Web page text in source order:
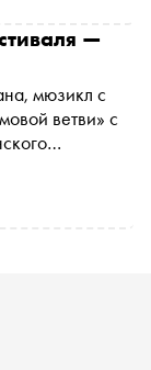
—
мюзикл с
ветви» с